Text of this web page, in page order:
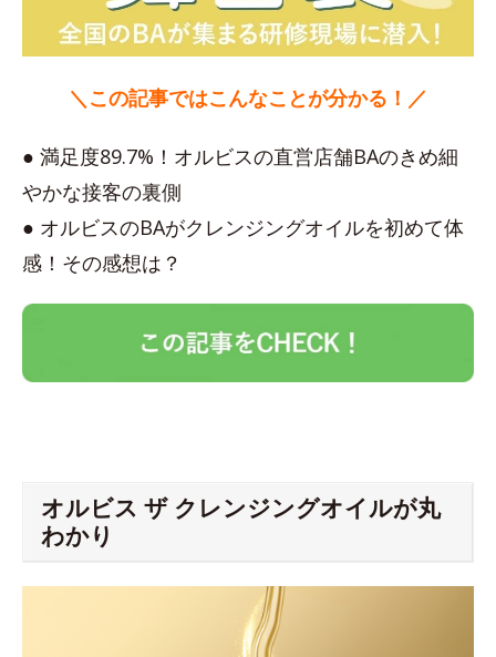
＼この記事ではこんなことが分かる！／
● 満足度89.7%！オルビスの直営店舗BAのきめ細
やかな接客の裏側
● オルビスのBAがクレンジングオイルを初めて体
感！その感想は？
オルビス ザ クレンジングオイルが丸
わかり